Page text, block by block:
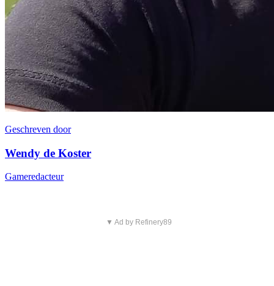
Geschreven door
Wendy de Koster
Gameredacteur
▼ Ad by Refinery89